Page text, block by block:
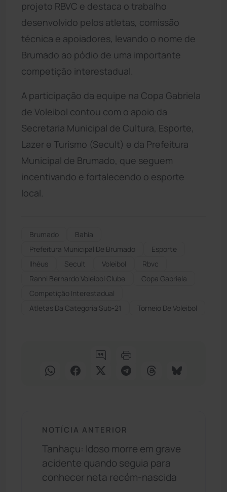
projeto RBVC e destaca o trabalho
desenvolvido pelos atletas, comissão
técnica e apoiadores, levando o nome de
Brumado ao pódio de uma importante
competição interestadual.
A participação da equipe na Copa Gabriela
de Voleibol contou com o apoio da
Secretaria Municipal de Cultura, Esporte,
Lazer e Turismo (Secult) e da Prefeitura
Municipal de Brumado, que seguem
incentivando e fortalecendo o esporte
local.
Brumado
Bahia
Prefeitura Municipal De Brumado
Esporte
Ilhéus
Secult Voleibol
Rbvc
Ranni Bernardo Voleibol Clube
Copa Gabriela
Competição Interestadual
Atletas Da Categoria Sub-21
Torneio De Voleibol
NOTÍCIA ANTERIOR
Tanhaçu: Idoso morre em grave
acidente quando seguia para
conhecer neta recém-nascida